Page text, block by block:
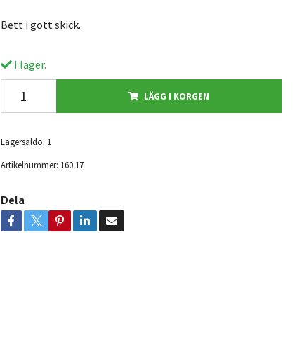
Bett i gott skick.
I lager.
LÄGG I KORGEN
Lagersaldo: 1
Artikelnummer: 160.17
Dela